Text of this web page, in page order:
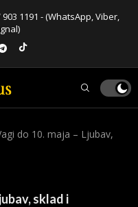
1191 - (WhatsApp, Viber,
do 10. maja – Ljubav,
sklad i